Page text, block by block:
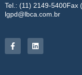
Tel.: (11) 2149-5400Fax
lgpd@lbca.com.br